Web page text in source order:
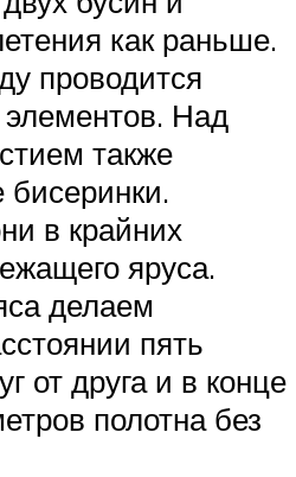
как раньше.
проводится
Над
также
в крайних
яруса.
делаем
пять
от друга и в конце
полотна без